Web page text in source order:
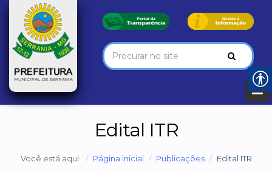
Edital ITR
Você está aqui: Página inicial Publicações Edital ITR